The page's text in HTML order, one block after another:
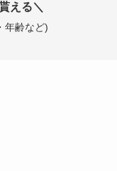
える＼
年齢など)